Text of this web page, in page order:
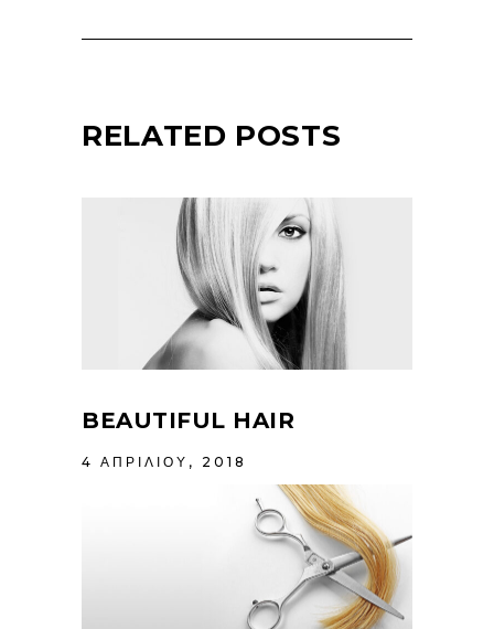
RELATED POSTS
BEAUTIFUL HAIR
4 ΑΠΡΙΛΊΟΥ, 2018